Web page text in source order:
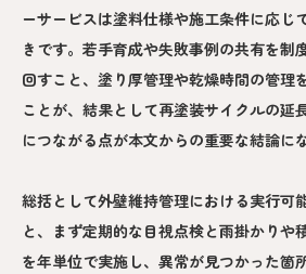
ーサービスは塗料仕様や施工条件に応じ
きです。若手育成や失敗事例の共有を制
回すこと、塗り厚管理や乾燥時間の管理
ことが、結果として再塗装サイクルの延
につながる点が本文からの重要な結論に
総括として外壁維持管理における実行可
と、まず定期的な目視点検と雨掛かりや
を年単位で実施し、異常が見つかった箇